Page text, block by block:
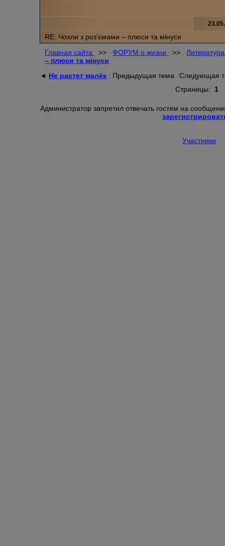
RE: Чохли з роз'ємами – плюси та мінуси
Главная сайта
>> ФОРУМ о жизни >>
– плюси та мінуси
◄ Не растет малёк : Предыдущая тема
Следующая
Страницы: 1
Администратор запретил отвечать гостям на
Участники